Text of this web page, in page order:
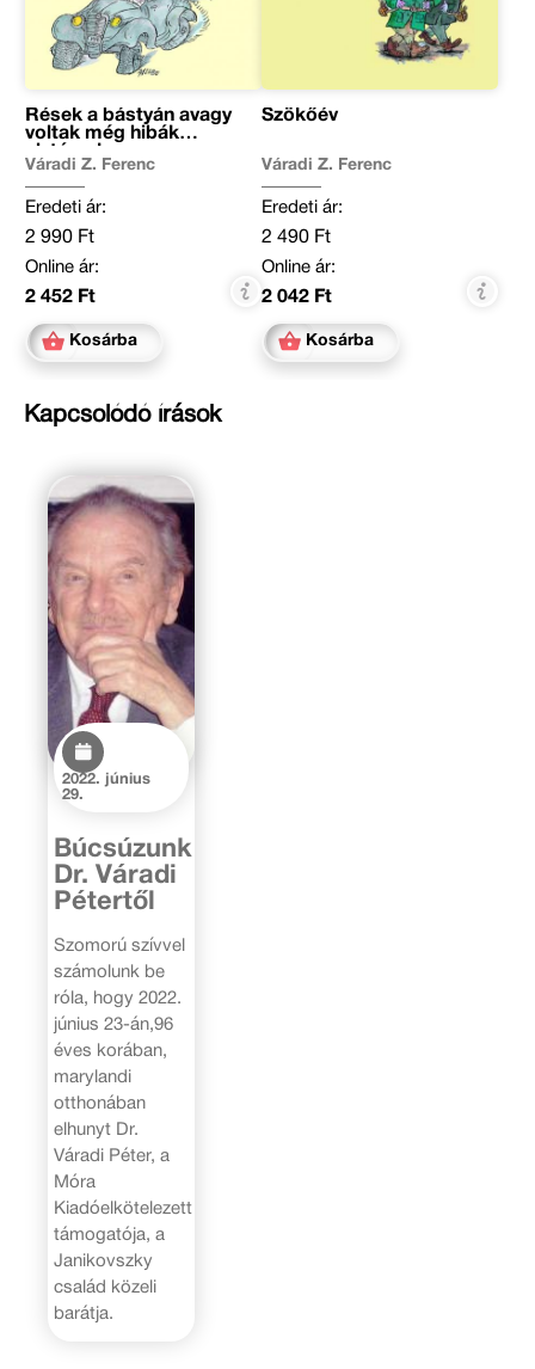
Rések a bástyán avagy
voltak még hibák
elvtársak
Váradi Z. Ferenc
Eredeti ár:
2 990 Ft
Online ár:
2 452 Ft
Kosárba
Szökőév
Váradi Z. Ferenc
Eredeti ár:
2 490 Ft
Online ár:
2 042 Ft
Kosárba
Kapcsolódó írások
2022. június
29.
Búcsúzunk
Dr. Váradi
Pétertől
Szomorú szívvel
számolunk be
róla, hogy 2022.
június 23-án,96
éves korában,
marylandi
otthonában
elhunyt Dr.
Váradi Péter, a
Móra
Kiadóelkötelezett
támogatója, a
Janikovszky
család közeli
barátja.